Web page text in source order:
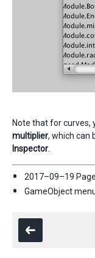
Note that for curves,
multiplier, which can
Inspector.
2017–09–19
GameObject